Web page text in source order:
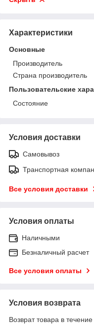
Характеристики
Основные
Производитель
Страна производитель
Пользовательские
Состояние
Условия доставки
Самовывоз
Транспортная
Все условия доставки
Условия оплаты
Наличными
Безналичный расчет
Все условия оплаты
Условия возврата
Возврат товара в